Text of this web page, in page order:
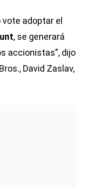
vote adoptar el
, se generará
accionistas”, dijo
David Zaslav,